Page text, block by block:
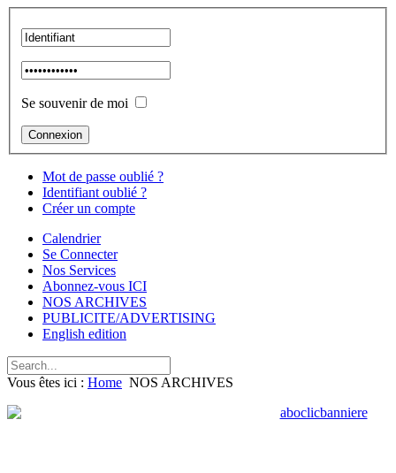
Se souvenir de moi
Mot de passe oublié ?
Identifiant oublié ?
Créer un compte
Calendrier
Se Connecter
Nos Services
Abonnez-vous ICI
NOS ARCHIVES
PUBLICITE/ADVERTISING
English edition
Vous êtes ici : Home NOS ARCHIVES